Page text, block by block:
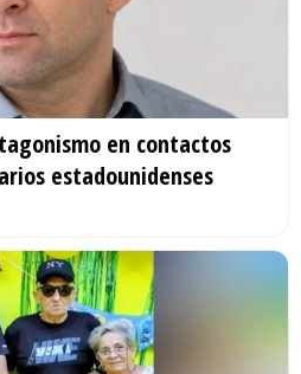
en contactos
estadounidenses